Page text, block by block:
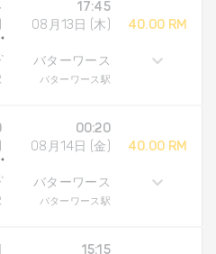
17:45
08月13日 (木)
バターワース
バターワース駅
40.00 RM
00:20
08月14日 (金)
バターワース
バターワース駅
40.00 RM
15:15